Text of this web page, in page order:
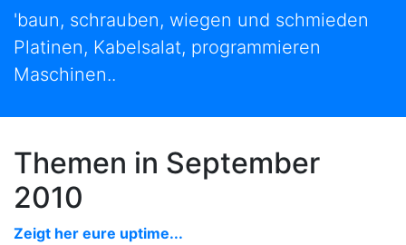
'baun, schrauben, wiegen und schmieden
Platinen, Kabelsalat, programmieren
Maschinen..
Themen in September
2010
Zeigt her eure uptime...